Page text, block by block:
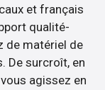
et français
qualité-
de matériel de
De surcroît, en
agissez en